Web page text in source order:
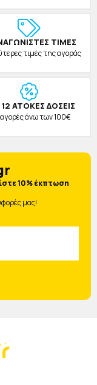
ΤΙΜΕΣ
τιμές της αγοράς
ΑΤΟΚΕΣ ΔΟΣΕΙΣ
άνω των 100€
10% έκπτωση
μας!